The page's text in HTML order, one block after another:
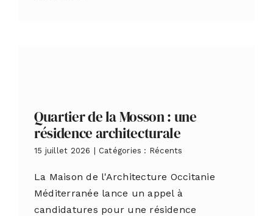
Quartier de la Mosson : une
résidence architecturale
15 juillet 2026 Catégories : Récents
La Maison de l'Architecture Occitanie
Méditerranée lance un appel à
candidatures pour une résidence